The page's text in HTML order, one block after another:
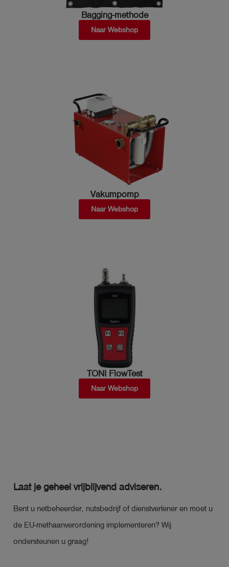
Bagging-methode
Naar Webshop
Vakumpomp
Naar Webshop
TONI FlowTest
Naar Webshop
Laat je geheel vrijblijvend adviseren.
Bent u netbeheerder, nutsbedrijf of dienstverlener en moet u
de EU-methaanverordening implementeren? Wij
ondersteunen u graag!